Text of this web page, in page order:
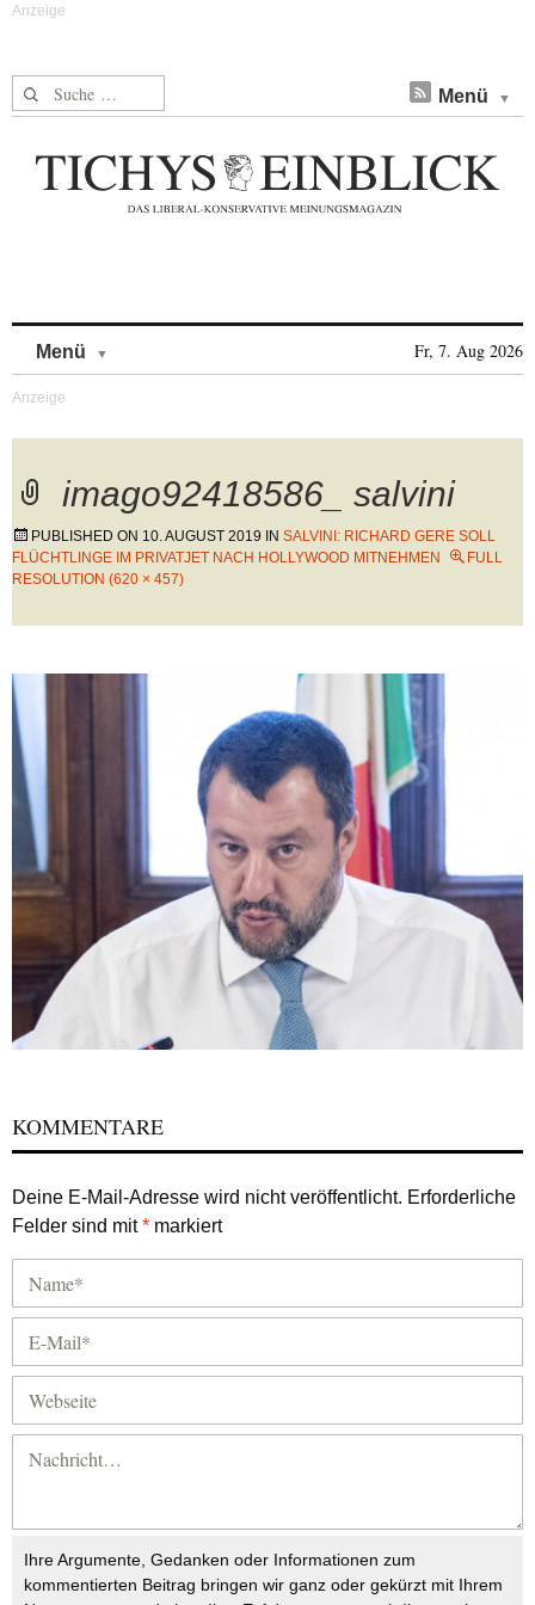
Suche nach: Menü
Menü Fr, 7. Aug 2026
imago92418586_ salvini
PUBLISHED ON 10. AUGUST 2019 IN SALVINI: RICHARD GERE SOLL
FLÜCHTLINGE IM PRIVATJET NACH HOLLYWOOD MITNEHMEN
FULL
RESOLUTION (620 × 457)
KOMMENTARE
Deine E-Mail-Adresse wird nicht veröffentlicht. Erforderliche
Felder sind mit* markiert
Ihre Argumente, Gedanken oder Informationen zum
kommentierten Beitrag bringen wir ganz oder gekürzt mit Ihrem